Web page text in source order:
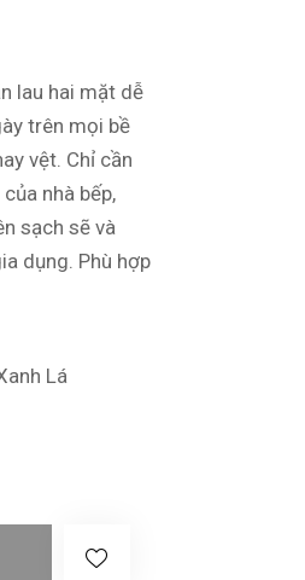
lau hai mặt dễ
trên mọi bề
vệt. Chỉ cần
nhà bếp,
sạch sẽ và
dụng. Phù hợp
Lá